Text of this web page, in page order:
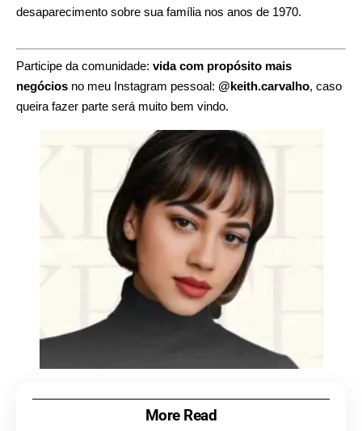
desaparecimento sobre sua família nos anos de 1970.
Participe da comunidade: vida com propósito mais
negócios no meu Instagram pessoal: @keith.carvalho, caso
queira fazer parte será muito bem vindo.
More Read